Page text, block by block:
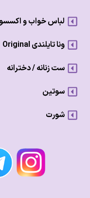
لباس خواب و اکسسوری
ونا تایلندی Original
ست زنانه / دخترانه
سوتین
شورت